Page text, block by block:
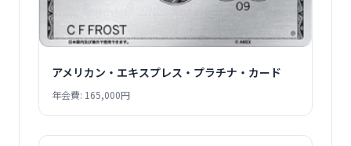
アメリカン・エキスプレス・プラチナ・カード
年会費: 165,000円